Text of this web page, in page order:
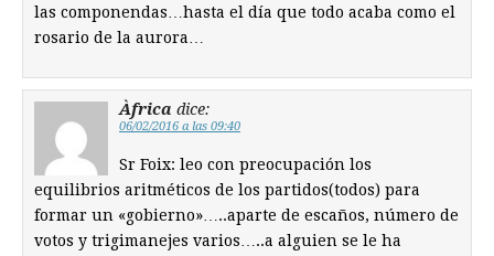
las componendas…hasta el día que todo acaba como el
rosario de la aurora…
Àfrica dice:
06/02/2016 a las 09:40
Sr Foix: leo con preocupación los
equilibrios aritméticos de los partidos(todos) para
formar un «gobierno»…..aparte de escaños, número de
votos y trigimanejes varios…..a alguien se le ha